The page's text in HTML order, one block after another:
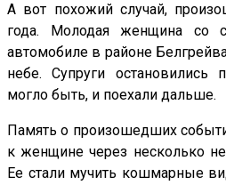
А вот похожий случай,
года. Молодая женщина со
автомобиле в районе
небе. Супруги остановились
могло быть, и поехали дальше.
Память о произошедших
к женщине через несколько
Ее стали мучить кошмарные